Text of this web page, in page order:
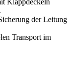
Klappdeckeln
der Leitung
Transport im